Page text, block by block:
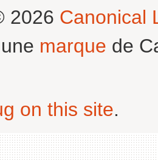
2026 Canonical
marque de
on this site.